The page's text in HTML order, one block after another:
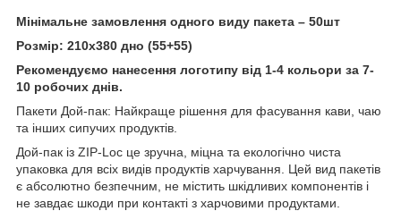
Мінімальне замовлення одного виду пакета – 50шт
Розмір: 210х380 дно (55+55)
Рекомендуємо нанесення логотипу від 1-4 кольори за 7-
10 робочих днів.
Пакети Дой-пак: Найкраще рішення для фасування кави, чаю
та інших сипучих продуктів.
Дой-пак із ZIP-Loc це зручна, міцна та екологічно чиста
упаковка для всіх видів продуктів харчування. Цей вид пакетів
є абсолютно безпечним, не містить шкідливих компонентів і
не завдає шкоди при контакті з харчовими продуктами.